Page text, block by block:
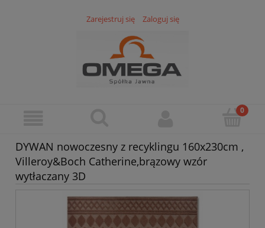
Zarejestruj się Zaloguj się
DYWAN nowoczesny z recyklingu 160x230cm ,
Villeroy&Boch Catherine,brązowy wzór
wytłaczany 3D